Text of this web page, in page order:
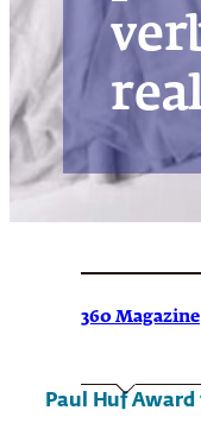
360 Magazine
Paul Huf Award